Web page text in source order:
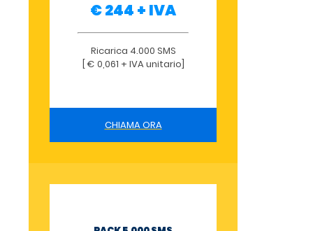
€ 244 + IVA
Ricarica 4.000 SMS
[ € 0,061 + IVA unitario]
CHIAMA ORA